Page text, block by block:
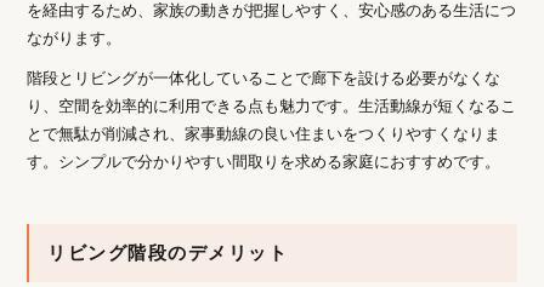
を経由するため、家族の動きが把握しやすく、安心感のある生活につ
ながります。
階段とリビングが一体化していることで廊下を設ける必要がなくな
り、空間を効率的に利用できる点も魅力です。生活動線が短くなるこ
とで無駄が削減され、家事動線の良い住まいをつくりやすくなりま
す。シンプルで分かりやすい間取りを求める家庭におすすめです。
リビング階段のデメリット